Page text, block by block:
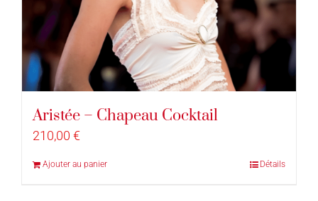
Aristée – Chapeau Cocktail
210,00 €
Ajouter au panier Détails